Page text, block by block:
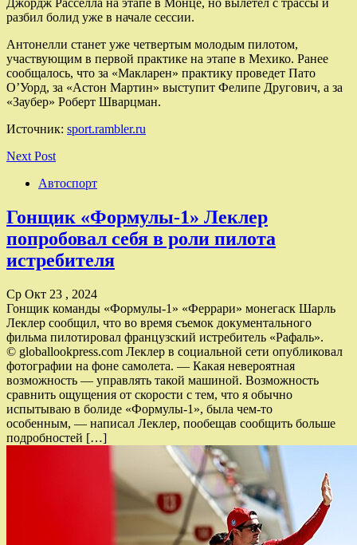
разбил болид уже в начале сессии.
Антонелли станет уже четвертым молодым пилотом,
участвующим в первой практике на этапе в Мехико. Ранее
сообщалось, что за «Макларен» практику проведет Пато
О’Уорд, за «Астон Мартин» выступит Фелипе Другович, а за
«Заубер» Роберт Шварцман.
Источник: sport.rambler.ru
Next Post
Автоспорт
Гонщик «Формулы‑1» Леклер
попробовал себя в роли пилота
истребителя
Ср Окт 23 , 2024
Гонщик команды «Формулы‑1» «Феррари» монегаск Шарль
Леклер сообщил, что во время съемок документального
фильма пилотировал французский истребитель «Рафаль».
© globallookpress.com Леклер в социальной сети опубликовал
фотографии на фоне самолета. — Какая невероятная
возможность — управлять такой ​​машиной. Возможность
сравнить ощущения от скорости с тем, что я обычно
испытываю в болиде «Формулы‑1», была чем‑то
особенным, — написал Леклер, пообещав сообщить больше
подробностей […]